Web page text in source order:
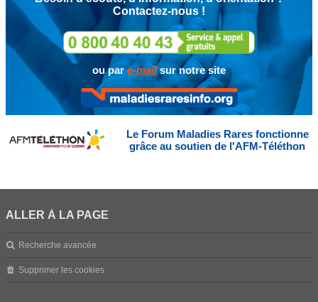
Contactez-nous !
ou pare-mailsur notre site
Le Forum Maladies Rares fonctionne
grâce au soutien de l'AFM-Téléthon
ALLER À LA PAGE
Recherche avancée
Supprimer les cookies